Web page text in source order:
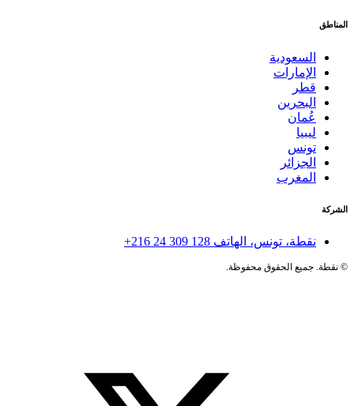
المناطق
السعودية
الإمارات
قطر
البحرين
عُمان
ليبيا
تونس
الجزائر
المغرب
الشركة
نقطة، تونس، الهاتف+216 24 309 128
©نقطة. جميع الحقوق محفوظة.